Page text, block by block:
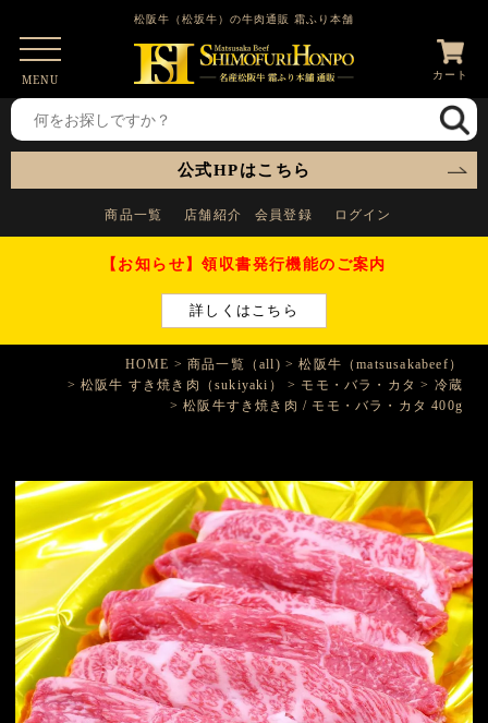
松阪牛（松坂牛）の牛肉通販 霜ふり本舗
カート
MENU
公式HPはこちら
商品一覧 店舗紹介 会員登録 ログイン
【お知らせ】領収書発行機能のご案内
詳しくはこちら
HOME 商品一覧（all)
松阪牛（matsusakabeef）
松阪牛 すき焼き肉（sukiyaki）
モモ・バラ・カタ
冷蔵
松阪牛すき焼き肉 / モモ・バラ・カタ 400g